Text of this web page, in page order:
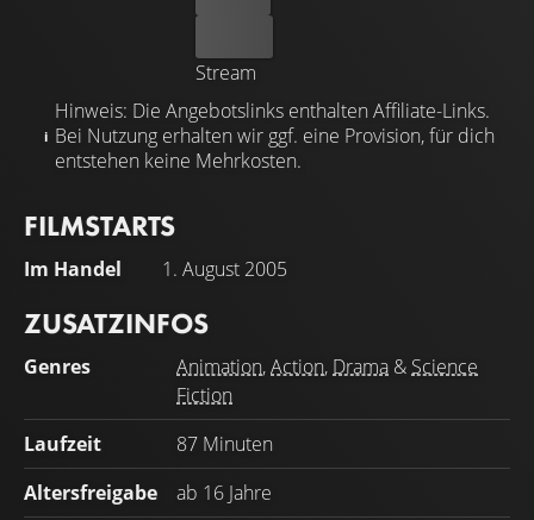
Stream
Hinweis: Die Angebotslinks enthalten Affiliate-Links.
Bei Nutzung erhalten wir ggf. eine Provision, für dich
entstehen keine Mehrkosten.
FILMSTARTS
Im Handel 1. August 2005
ZUSATZINFOS
Genres Animation,Action, Drama & Science
Fiction
Laufzeit
87 Minuten
Altersfreigabe
ab 16 Jahre